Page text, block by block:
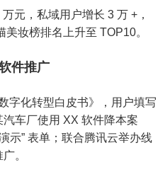
元，私域用户增长 3 万 +，
妆榜排名上升至 TOP10。
件推广
字化转型白皮书》，用户填写
车厂使用 XX 软件降本案
示” 表单；联合腾讯云举办线
。